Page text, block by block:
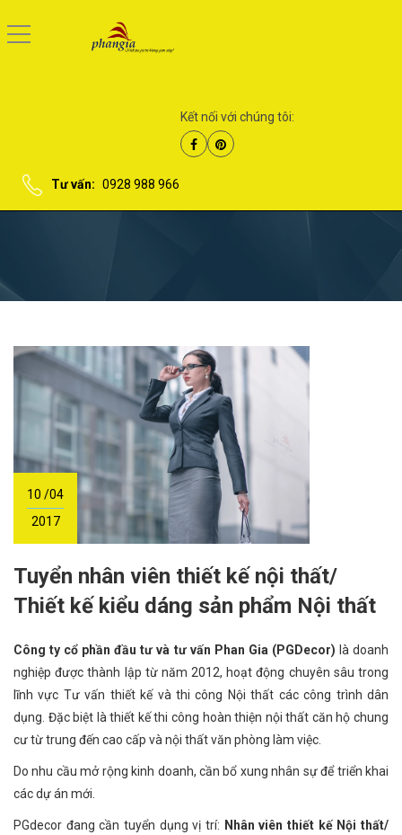
Kết nối với chúng tôi:
Tư vấn: 0928 988 966
10 /04
2017
Tuyển nhân viên thiết kế nội thất/
Thiết kế kiểu dáng sản phẩm Nội thất
Công ty cổ phần đầu tư và tư vấn Phan Gia (PGDecor) là doanh
nghiệp được thành lập từ năm 2012, hoạt động chuyên sâu trong
lĩnh vực Tư vấn thiết kế và thi công Nội thất các công trình dân
dụng. Đặc biệt là thiết kế thi công hoàn thiện nội thất căn hộ chung
cư từ trung đến cao cấp và nội thất văn phòng làm việc.
Do nhu cầu mở rộng kinh doanh, cần bổ xung nhân sự để triển khai
các dự án mới.
PGdecor đang cần tuyển dụng vị trí: Nhân viên thiết kế Nội thất/